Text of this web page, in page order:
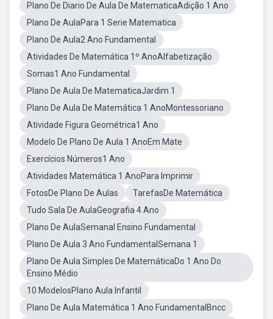
Plano De Diario De Aula De MatematicaAdição 1 Ano
Plano De AulaPara 1 Serie Matematica
Plano De Aula2 Ano Fundamental
Atividades De Matemática 1º AnoAlfabetização
Somas1 Ano Fundamental
Plano De Aula De MatematicaJardim 1
Plano De Aula De Matemática 1 AnoMontessoriano
Atividade Figura Geométrica1 Ano
Modelo De Plano De Aula 1 AnoEm Mate
Exercícios Números1 Ano
Atividades Matemática 1 AnoPara Imprimir
FotosDe Plano De Aulas
TarefasDe Matemática
Tudo Sala De AulaGeografia 4 Ano
Plano De AulaSemanal Ensino Fundamental
Plano De Aula 3 Ano FundamentalSemana 1
Plano De Aula Simples De MatemáticaDo 1 Ano Do
Ensino Médio
10 ModelosPlano Aula Infantil
Plano De Aula Matemática 1 Ano FundamentalBncc